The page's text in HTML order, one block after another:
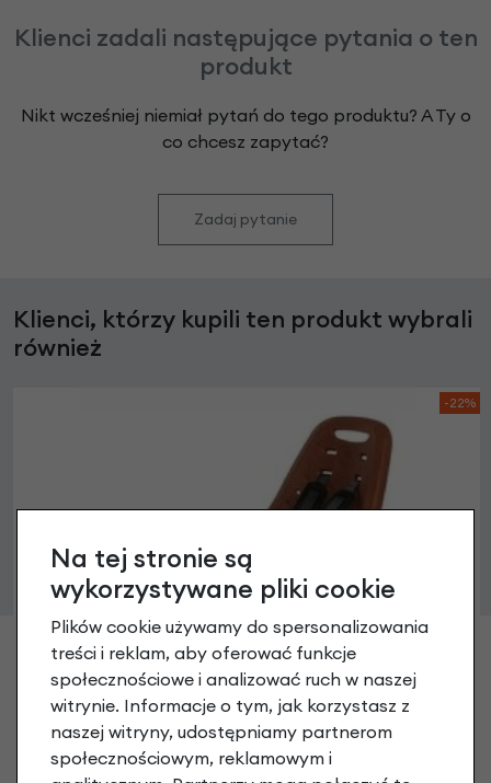
Klienci zadali następujące pytania o ten
produkt
Nikt wcześniej niemiał pytań do tego produktu? A Ty o
co chcesz zapytać?
Zadaj pytanie
Klienci, którzy kupili ten produkt wybrali
również
-22%
Na tej stronie są
wykorzystywane pliki cookie
Plików cookie używamy do spersonalizowania
treści i reklam, aby oferować funkcje
społecznościowe i analizować ruch w naszej
witrynie. Informacje o tym, jak korzystasz z
naszej witryny, udostępniamy partnerom
społecznościowym, reklamowym i